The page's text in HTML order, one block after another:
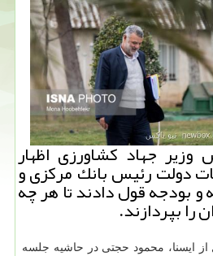
جهاد كشاورزی اظهار
دولت رئیس بانك مركزی و
بودجه قول دادند تا هر چه
را بپردازند.
ایسنا، محمود حجتی در حاشیه جلسه